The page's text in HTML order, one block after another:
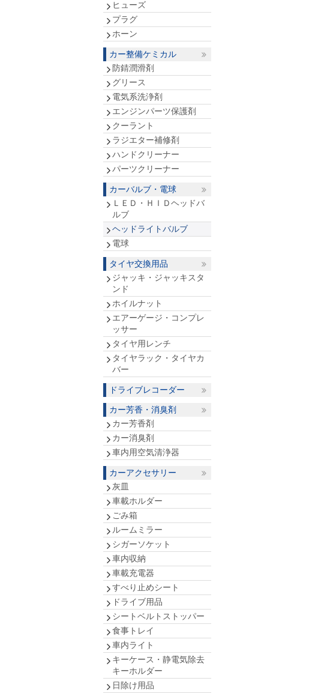
ヒューズ
プラグ
ホーン
カー整備ケミカル
防錆潤滑剤
グリース
電気系洗浄剤
エンジンパーツ保護剤
クーラント
ラジエター補修剤
ハンドクリーナー
パーツクリーナー
カーバルブ・電球
ＬＥＤ・ＨＩＤヘッドバ
ルブ
ヘッドライトバルブ
電球
タイヤ交換用品
ジャッキ・ジャッキスタ
ンド
ホイルナット
エアーゲージ・コンプレ
ッサー
タイヤ用レンチ
タイヤラック・タイヤカ
バー
ドライブレコーダー
カー芳香・消臭剤
カー芳香剤
カー消臭剤
車内用空気清浄器
カーアクセサリー
灰皿
車載ホルダー
ごみ箱
ルームミラー
シガーソケット
車内収納
車載充電器
すべり止めシート
ドライブ用品
シートベルトストッパー
食事トレイ
車内ライト
キーケース・静電気除去
キーホルダー
日除け用品